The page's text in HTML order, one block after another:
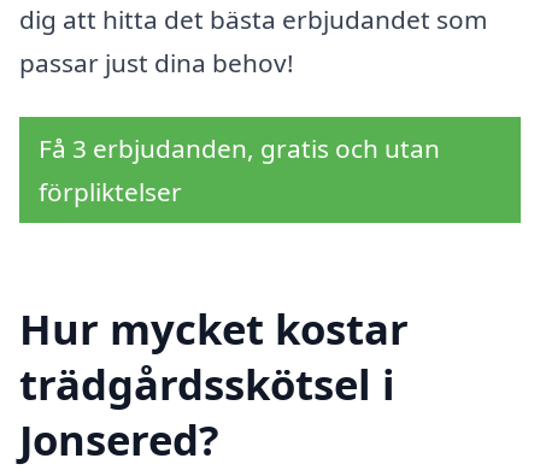
dig att hitta det bästa erbjudandet som
passar just dina behov!
Få 3 erbjudanden, gratis och utan
förpliktelser
Hur mycket kostar
trädgårdsskötsel i
Jonsered?